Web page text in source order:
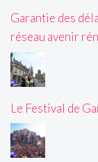
Garantie des
réseau avenir
Le Festival de